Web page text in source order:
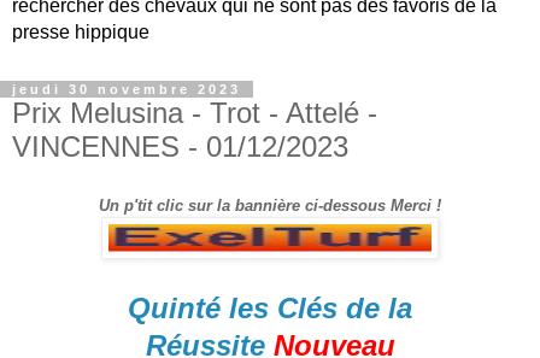
rechercher des chevaux qui ne sont pas des favoris de la
presse hippique
jeudi 30 novembre 2023
Prix Melusina - Trot - Attelé -
VINCENNES - 01/12/2023
Un p'tit clic sur la bannière ci-dessous Merci !
Quinté les Clés de la
Réussite Nouveau